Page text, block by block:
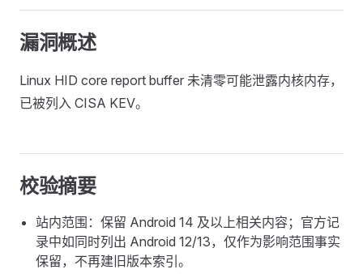
漏洞概述
Linux HID core report buffer 未清零可能泄露内核内存，
已被列入 CISA KEV。
校验摘要
站内范围：保留 Android 14 及以上相关内容；官方记
录中如同时列出 Android 12/13，仅作为影响范围事实
保留，不再建旧版本索引。